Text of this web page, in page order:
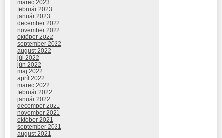
marec 2023
február 2023
január 2023
december 2022
november 2022
október 2022
september 2022
august 2022
júl 2022
jún 2022
máj 2022
apríl 2022
marec 2022
február 2022
január 2022
december 2021
november 2021
október 2021
september 2021
august 2021